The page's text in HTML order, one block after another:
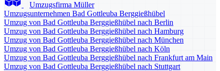
Umzugsfirma Müller
Umzugsunternehmen Bad Gottleuba Berggießhübel
Umzug von Bad Gottleuba Berggießhübel nach Berlin
Umzug von Bad Gottleuba Berggießhübel nach Hamburg
Umzug von Bad Gottleuba Berggießhübel nach München
Umzug von Bad Gottleuba Berggießhübel nach Köln
Umzug von Bad Gottleuba Berggießhübel nach Frankfurt am Main
Umzug von Bad Gottleuba Berggießhübel nach Stuttgart